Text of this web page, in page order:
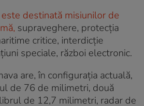
destinată misiunilor de
supraveghere, protecția
critice, interdicție
speciale, război electronic.
are, în configurația actuală,
de 76 de milimetri, două
de 12,7 milimetri, radar de